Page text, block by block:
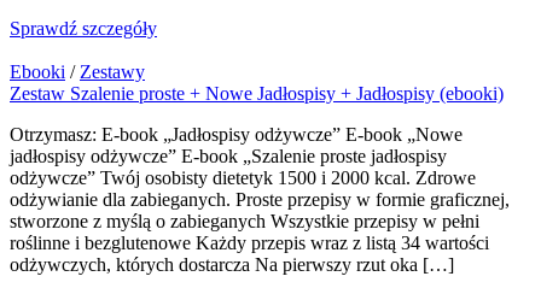
Sprawdź szczegóły
Ebooki / Zestawy
Zestaw Szalenie proste + Nowe Jadłospisy + Jadłospisy (ebooki)
Otrzymasz: E-book „Jadłospisy odżywcze” E-book „Nowe
jadłospisy odżywcze” E-book „Szalenie proste jadłospisy
odżywcze” Twój osobisty dietetyk 1500 i 2000 kcal. Zdrowe
odżywianie dla zabieganych. Proste przepisy w formie graficznej,
stworzone z myślą o zabieganych Wszystkie przepisy w pełni
roślinne i bezglutenowe Każdy przepis wraz z listą 34 wartości
odżywczych, których dostarcza Na pierwszy rzut oka […]